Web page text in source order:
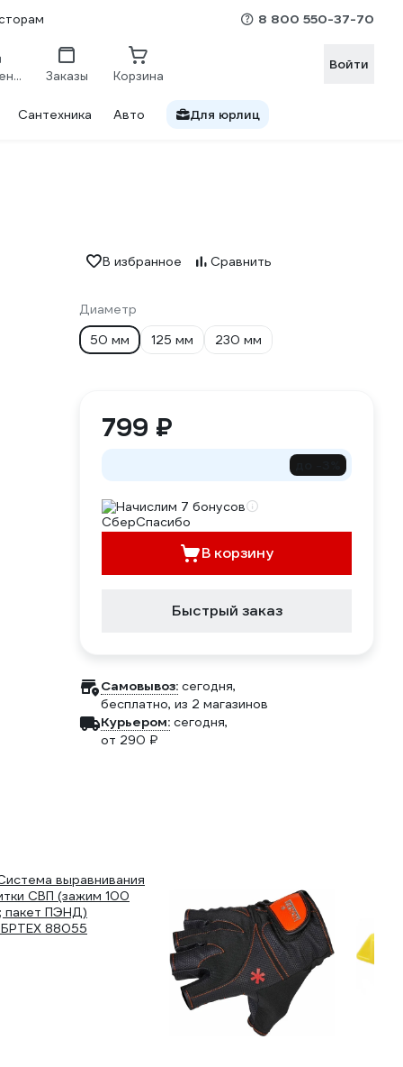
8 800 550-37-70
Сравнение Заказы Корзина
Войти
Сантехника Авто Для юрлиц
В избранное Сравнить
Диаметр
50 мм
125 мм 230 мм
799 ₽
Начислим 7 бонусов
В корзину
Быстрый заказ
Самовывоз: сегодня,
бесплатно, из 2 магазинов
Курьером: сегодня,
от 290 ₽